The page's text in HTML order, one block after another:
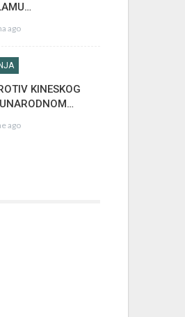
ago
KINESKOG
ago